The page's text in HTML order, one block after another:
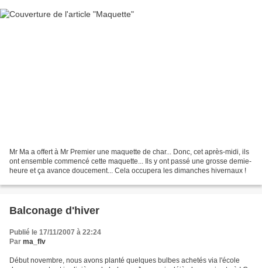
Mr Ma a offert à Mr Premier une maquette de char... Donc, cet après-midi, ils
ont ensemble commencé cette maquette... Ils y ont passé une grosse demie-
heure et ça avance doucement... Cela occupera les dimanches hivernaux !
Balconage d'hiver
Publié le 17/11/2007 à 22:24
Par ma_flv
Début novembre, nous avons planté quelques bulbes achetés via l'école